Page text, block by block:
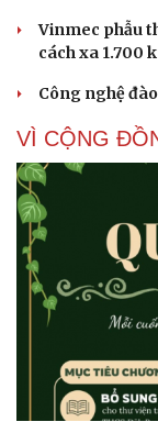
Vinmec phẫu
cách xa 1.700
Công nghệ
VÌ CỘNG